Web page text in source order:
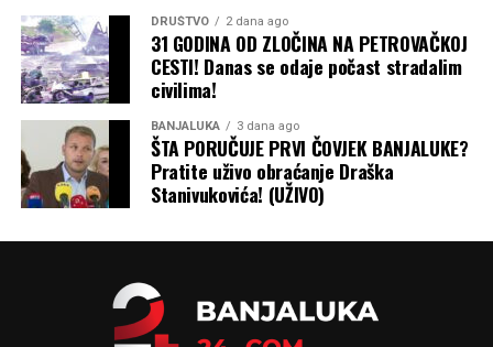
DRUŠTVO 2 dana ago
31 GODINA OD ZLOČINA NA PETROVAČKOJ
CESTI! Danas se odaje počast stradalim
civilima!
BANJALUKA 3 dana ago
ŠTA PORUČUJE PRVI ČOVJEK BANJALUKE?
Pratite uživo obraćanje Draška
Stanivukovića! (UŽIVO)